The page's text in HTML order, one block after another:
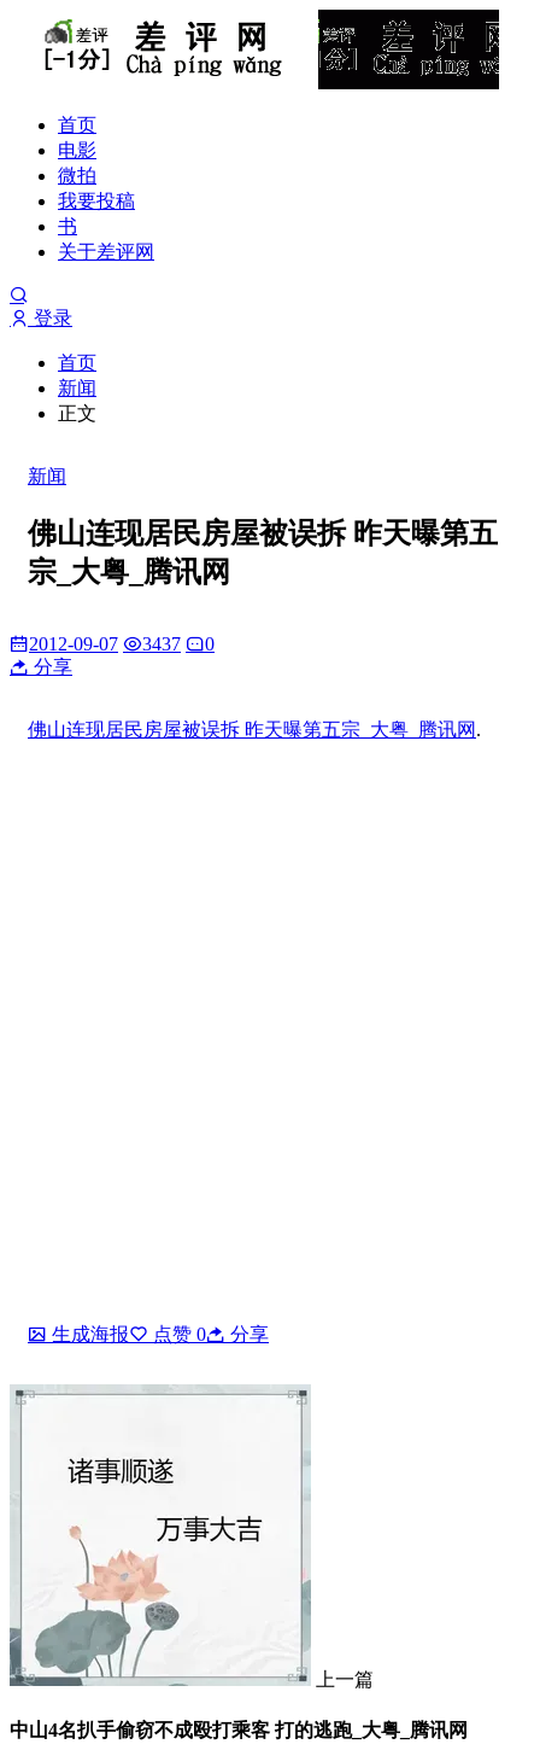
首页
电影
微拍
我要投稿
书
关于差评网
登录
首页
新闻
正文
新闻
佛山连现居民房屋被误拆 昨天曝第五
宗_大粤_腾讯网
2012-09-07 3437
0
分享
佛山连现居民房屋被误拆 昨天曝第五宗_大粤_腾讯网 .
生成海报 点赞 0 分享
上一篇
中山4名扒手偷窃不成殴打乘客 打的逃跑_大粤_腾讯网